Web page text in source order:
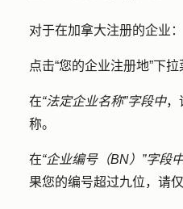
对于在加拿大注册的企业：
点击“您的企业注册地”下拉
在“法定企业名称”字段中，
称。
在“企业编号（BN）”字段
果您的编号超过九位，请